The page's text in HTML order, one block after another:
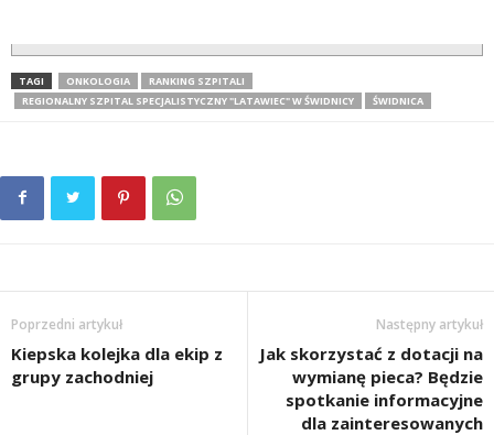
TAGI ONKOLOGIA
RANKING SZPITALI
REGIONALNY SZPITAL SPECJALISTYCZNY "LATAWIEC" W ŚWIDNICY
ŚWIDNICA
Poprzedni artykuł
Kiepska kolejka dla ekip z
grupy zachodniej
Następny artykuł
Jak skorzystać z dotacji na
wymianę pieca? Będzie
spotkanie informacyjne
dla zainteresowanych